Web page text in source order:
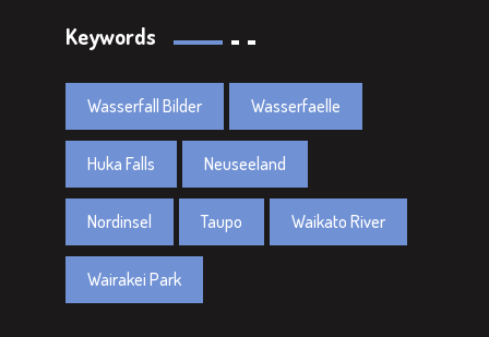
Keywords
Wasserfall Bilder Wasserfaelle
Huka Falls Neuseeland
Nordinsel Taupo Waikato River
Wairakei Park